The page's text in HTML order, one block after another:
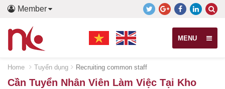
Member
MENU
Home Tuyển dụng Recruiting common staff
Cần Tuyển Nhân Viên Làm Việc Tại Kho